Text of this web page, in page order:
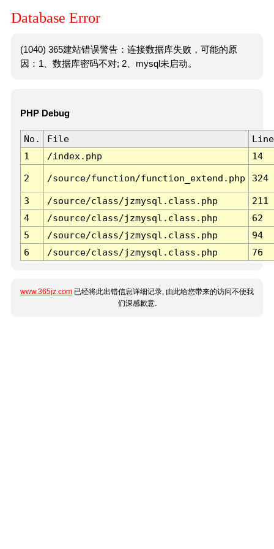
Database Error
(1040) 365建站错误警告：连接数据库失败，可能的原
因：1、数据库密码不对; 2、mysql未启动。
PHP Debug
No. File
Line
1
/index.php 14
2 /source/function/function_extend.php 324
3 /source/class/jzmysql.class.php
211
4
/source/class/jzmysql.class.php
62
5
/source/class/jzmysql.class.php
94
6
/source/class/jzmysql.class.php 76
www.365jz.com 已经将此出错信息详细记录, 由此给您带来的访问不便我
们深感歉意.